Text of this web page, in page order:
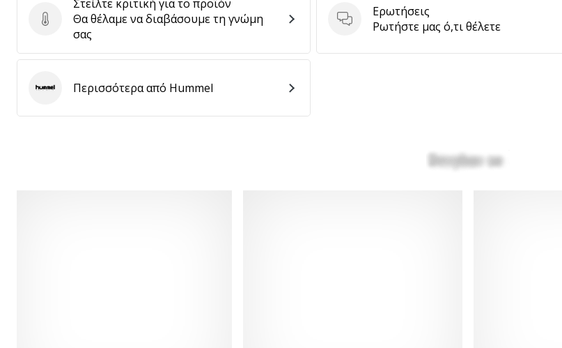
Στείλτε κριτική για το προϊόν
Στείλτε κριτική για το προϊόν
Θα θέλαμε να διαβάσουμε τη γνώμη
σας
Ερωτήσεις
Ερωτήσεις
Ρωτήστε μας ό,τι θέλετε
HummelΠερισσότερα από Hummel